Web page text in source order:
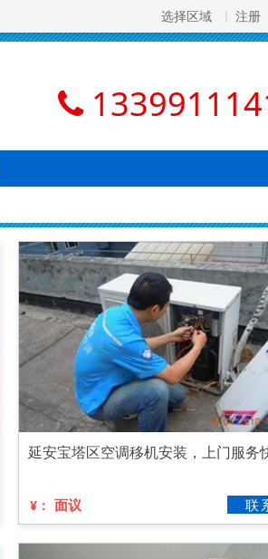
选择区域 注册
延安宝塔区空调移机安装，上门服务
¥： 面议 联